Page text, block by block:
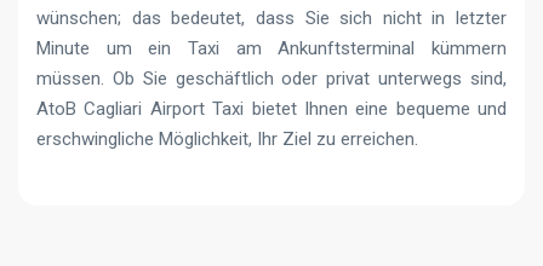
wünschen; das bedeutet, dass Sie sich nicht in letzter
Minute um ein Taxi am Ankunftsterminal kümmern
müssen. Ob Sie geschäftlich oder privat unterwegs sind,
AtoB Cagliari Airport Taxi bietet Ihnen eine bequeme und
erschwingliche Möglichkeit, Ihr Ziel zu erreichen.